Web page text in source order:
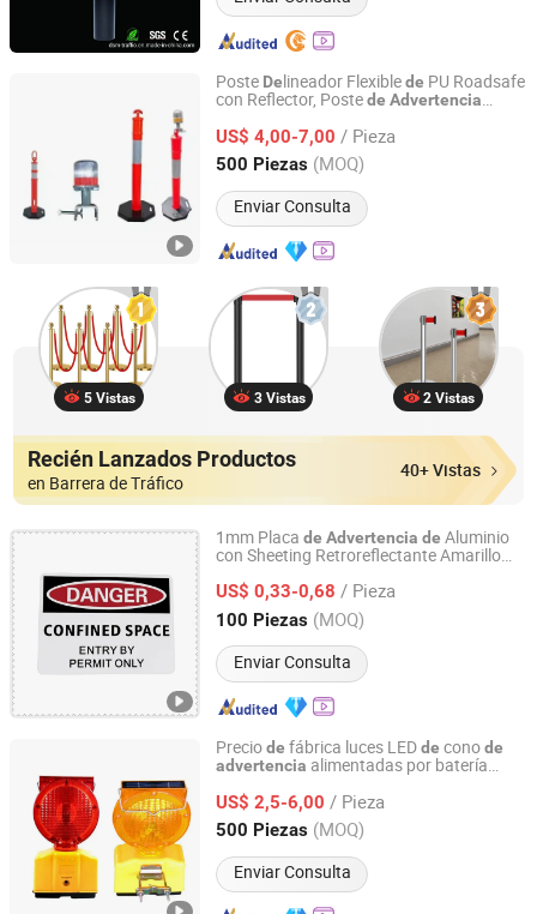
Poste Delineador Flexiblede PU Roadsafe
con Reflector, Postede Advertencia
US$ 4,00-7,00 / Pieza
500 Piezas (MOQ)
Enviar Consulta
Beijing Roadsafe Technology Co., Ltd.
Beijing, China Desde 2017
5 Vistas 3 Vistas 2 Vistas
Recién Lanzados Productos
en Barrera de Tráfico
40+ Vistas
1mm Placa de Advertencia de Aluminio
con Sheeting Retroreflectante Amarillo
US$ 0,33-0,68 / Pieza
100 Piezas (MOQ)
Enviar Consulta
Longgang Sanxing Traffic Sign Co., Ltd.
Zhejiang, China Desde 2026
Preciode fábrica luces LEDde conode
advertencia alimentadas por batería
barricadadeseguridad vial
US$ 2,5-6,00 / Pieza
500 Piezas (MOQ)
Enviar Consulta
Hangzhou Jincheng Transportation Technology Co., Ltd.
Zhejiang, China Desde 2022